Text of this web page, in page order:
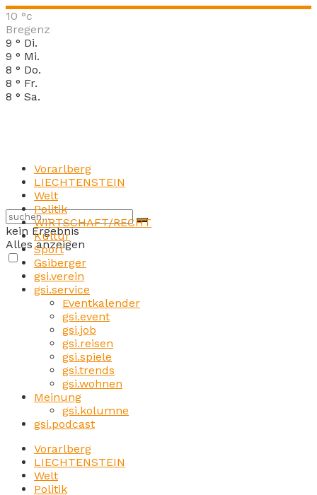
10 °c
Bregenz
9 ° Di.
9 ° Mi.
8 ° Do.
8 ° Fr.
8 ° Sa.
kein Ergebnis
Alles anzeigen
Vorarlberg
LIECHTENSTEIN
Welt
Politik
WIRTSCHAFT/RECHT
Kultur
Sport
Gsiberger
gsi.verein
gsi.service
Eventkalender
gsi.event
gsi.job
gsi.reisen
gsi.spiele
gsi.trends
gsi.wohnen
Meinung
gsi.kolumne
gsi.podcast
Vorarlberg
LIECHTENSTEIN
Welt
Politik